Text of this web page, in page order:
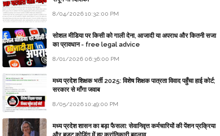
8/04/2026 10:32:00 PM
सोशल मीडिया पर किसी को गाली देना, आजादी या अपराध और कितनी सजा
का प्रावधान - free legal advice
8/01/2026 06:36:00 PM
मध्य प्रदेश शिक्षक भर्ती 2025: विशेष शिक्षक पात्रता विवाद पहुँचा हाई कोर्ट;
सरकार से माँगा जवाब
8/05/2026 10:49:00 PM
मध्य प्रदेश शासन का बड़ा फैसला: सेवानिवृत्त कर्मचारियों की पेंशन प्रक्रिया